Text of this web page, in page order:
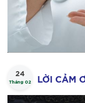
24
Tháng 02 LỜI CẢM